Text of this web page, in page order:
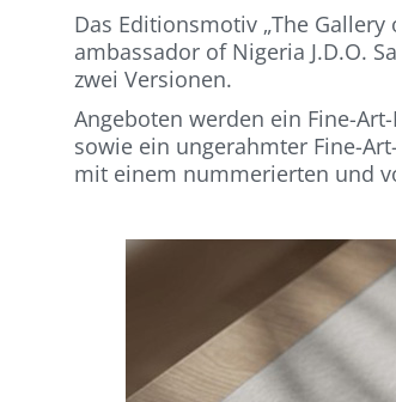
Das Editionsmotiv „The
ambassador of Nigeria J.D.O.
zwei Versionen.
Angeboten werden ein Fine-
sowie ein ungerahmter Fine-
mit einem nummerierten und